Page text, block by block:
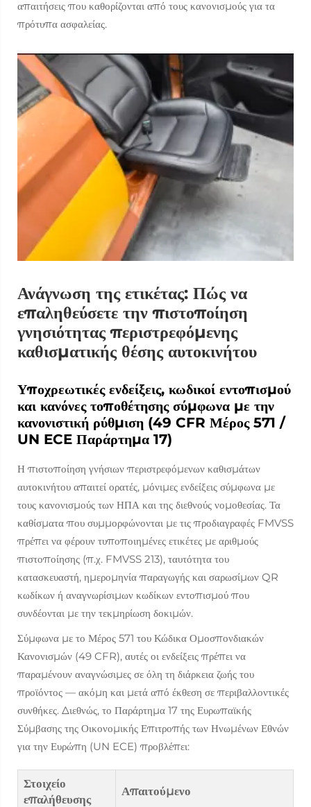
απαιτήσεις που καθορίζονται από τους κανονισμούς για τα
πρότυπα ασφαλείας.
Ανάγνωση της ετικέτας: Πώς να
επαληθεύσετε την πιστοποίηση
γνησιότητας περιστρεφόμενης
καθισματικής θέσης αυτοκινήτου
Υποχρεωτικές ενδείξεις, κωδικοί εντοπισμού
και κανόνες τοποθέτησης σύμφωνα με την
κανονιστική ρύθμιση (49 CFR Μέρος 571 /
UN ECE Παράρτημα 17)
Η πιστοποίηση γνήσιων περιστρεφόμενων καθισμάτων
αυτοκινήτου απαιτεί ορατές, μόνιμες ενδείξεις σύμφωνα με
τους κανονισμούς των ΗΠΑ και της διεθνούς νομοθεσίας. Τα
καθίσματα που συμμορφώνονται με τις προδιαγραφές FMVSS
πρέπει να φέρουν τυποποιημένες ετικέτες με αριθμούς
πιστοποίησης (π.χ. FMVSS 213), ταυτότητα του
κατασκευαστή, ημερομηνία παραγωγής και σαρωσίμων QR
κωδίκων ή αναγνωρίσιμων κωδίκων εντοπισμού που
συνδέονται με την τεκμηρίωση δοκιμών.
Σύμφωνα με το Μέρος 571 του Κώδικα Ομοσπονδιακών
Κανονισμών (49 CFR), αυτές οι ενδείξεις πρέπει να
παραμένουν αναγνώσιμες σε όλη τη διάρκεια ζωής του
προϊόντος — ακόμη και μετά από έκθεση σε περιβαλλοντικές
συνθήκες. Διεθνώς, το Παράρτημα 17 της Ευρωπαϊκής
Σύμβασης της Οικονομικής Επιτροπής των Ηνωμένων Εθνών
για την Ευρώπη (UN ECE) προβλέπει:
Στοιχείο
επαλήθευσης
Απαιτούμενο